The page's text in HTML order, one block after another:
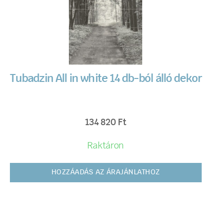
Tubadzin All in white 14 db-ból álló dekor
134 820 Ft
Raktáron
HOZZÁADÁS AZ ÁRAJÁNLATHOZ